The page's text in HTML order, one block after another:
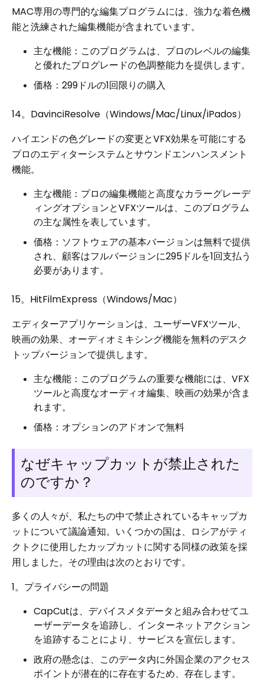
MAC専用の専門的な編集プログラムには、強力な着色機
能と洗練された編集機能が含まれています。
主な機能：このプログラムは、プロのレベルの編集
と優れたプログレードの色調整能力を提供します。
価格：299ドルの1回限りの購入
14。DavinciResolve（Windows/Mac/Linux/iPados）
ハイエンドの色グレードの変更とVFX効果を可能にする
プロのエディターシステムとサウンドエンハンスメント
機能。
主な機能：プロの編集機能と高度なカラーグレーデ
ィングオプションとVFXツールは、このプログラム
の主な属性を表しています。
価格：ソフトウェアの基本バージョンは無料で提供
され、顧客はフルバージョンに295ドルを1回支払う
必要があります。
15。HitFilmExpress（Windows/Mac）
エディターアプリケーションは、ユーザーVFXツール、
映画の効果、オーディオミキシング機能を無料のデスク
トップバージョンで提供します。
主な機能：このプログラムの重要な機能には、VFX
ツールと高度なオーディオ編集、映画の効果が含ま
れます。
価格：オプションのアドオンで無料
なぜキャップカットが禁止された
のですか？
多くの人々が、私たちの中で禁止されているキャップカ
ットについて議論通知。いくつかの国は、ロシアがティ
クトクに使用したカップカットに関する同様の政策を採
用しました。その理由は次のとおりです。
1。プライバシーの問題
CapCutは、デバイスメタデータと組み合わせてユ
ーザーデータを追跡し、インターネットアクション
を追跡することにより、サービスを宣伝します。
政府の懸念は、このデータ内に外国企業のアクセス
ポイントが潜在的に存在するため、存在します。